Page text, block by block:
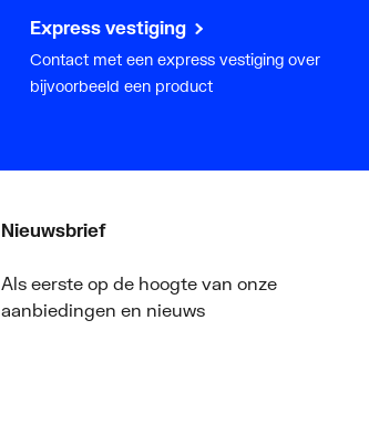
Express vestiging
Contact met een express vestiging over
bijvoorbeeld een product
Nieuwsbrief
Als eerste op de hoogte van onze
aanbiedingen en nieuws